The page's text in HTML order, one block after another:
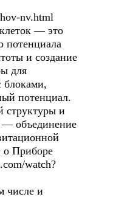
nv.html
— это
потенциала
и создание
для
блоками,
потенциал.
структуры и
— объединение
Приборе
watch?
числе и